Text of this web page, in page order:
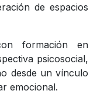
de espacios
formación en
psicosocial,
desde un vínculo
emocional.